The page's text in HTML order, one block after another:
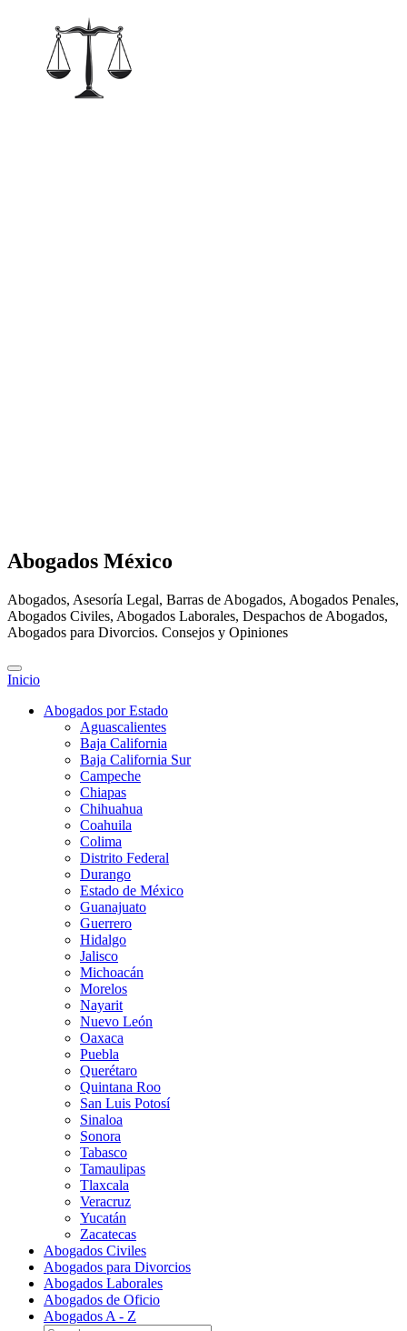
Abogados México
Abogados, Asesoría Legal, Barras de Abogados, Abogados Penales,
Abogados Civiles, Abogados Laborales, Despachos de Abogados,
Abogados para Divorcios. Consejos y Opiniones
Inicio
Abogados por Estado
Aguascalientes
Baja California
Baja California Sur
Campeche
Chiapas
Chihuahua
Coahuila
Colima
Distrito Federal
Durango
Estado de México
Guanajuato
Guerrero
Hidalgo
Jalisco
Michoacán
Morelos
Nayarit
Nuevo León
Oaxaca
Puebla
Querétaro
Quintana Roo
San Luis Potosí
Sinaloa
Sonora
Tabasco
Tamaulipas
Tlaxcala
Veracruz
Yucatán
Zacatecas
Abogados Civiles
Abogados para Divorcios
Abogados Laborales
Abogados de Oficio
Abogados A - Z